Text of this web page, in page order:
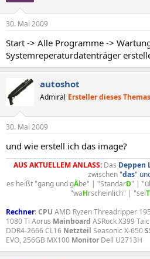
30. Mai 2009
Start -> Alle Programme ->
Systemreperaturdatenträger
autoshot
Admiral Ersteller dieses Themas
30. Mai 2009
und wie erstell ich das image?
AUS AKTUELLEM ANLASS:Das Deppen
zwischen"das"
es heißt "gang und gÄbe" | "StandarD" |
"waHrscheinlich" | "seiT
Rechner:CPU AMD Ryzen Threadripper
1080 Ti Aorus Mainboard ASRock X399
DDR4-2666 CL16 Netzteil Seasonic X-650
EVO, 256GB MX100 Monitor Dell U2713H